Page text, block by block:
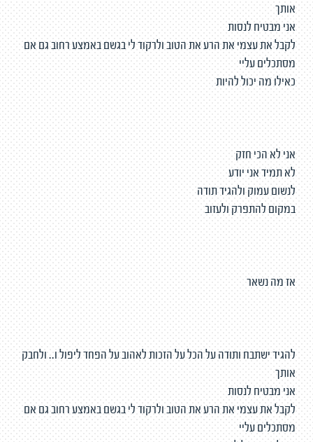
אותך
אני מבטיח לנסות
לקבל את עצמי את הרע את הטוב ולרקוד לי בגשם באמצע רחוב גם אם
מסתכלים עליי
כאילו מה יכול להיות
אני לא הכי חזק
לא תמיד אני יודע
לנשום עמוק ולהגיד תודה
במקום להתפרק ולעזוב
אז מה נשאר
להגיד ישתבח ותודה על הכל על הזכות לאהוב על הפחד ליפול ו.. ולחבק
אותך
אני מבטיח לנסות
לקבל את עצמי את הרע את הטוב ולרקוד לי בגשם באמצע רחוב גם אם
מסתכלים עליי